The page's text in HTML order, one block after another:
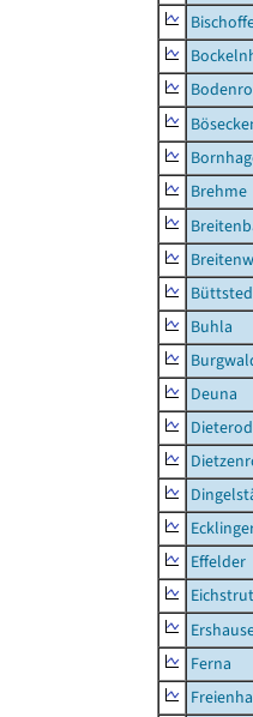
Brehme
Buhla
Deuna
Effelder
Ferna